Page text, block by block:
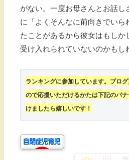
がない。一度お母さんとお話し
に「よくそんなに前向きでいら
たことがあるから彼女はもしか
受け入れられていないのかもし
ランキングに参加しています。ブロ
ので応援いただけるかたは下記のバ
けましたら嬉しいです！